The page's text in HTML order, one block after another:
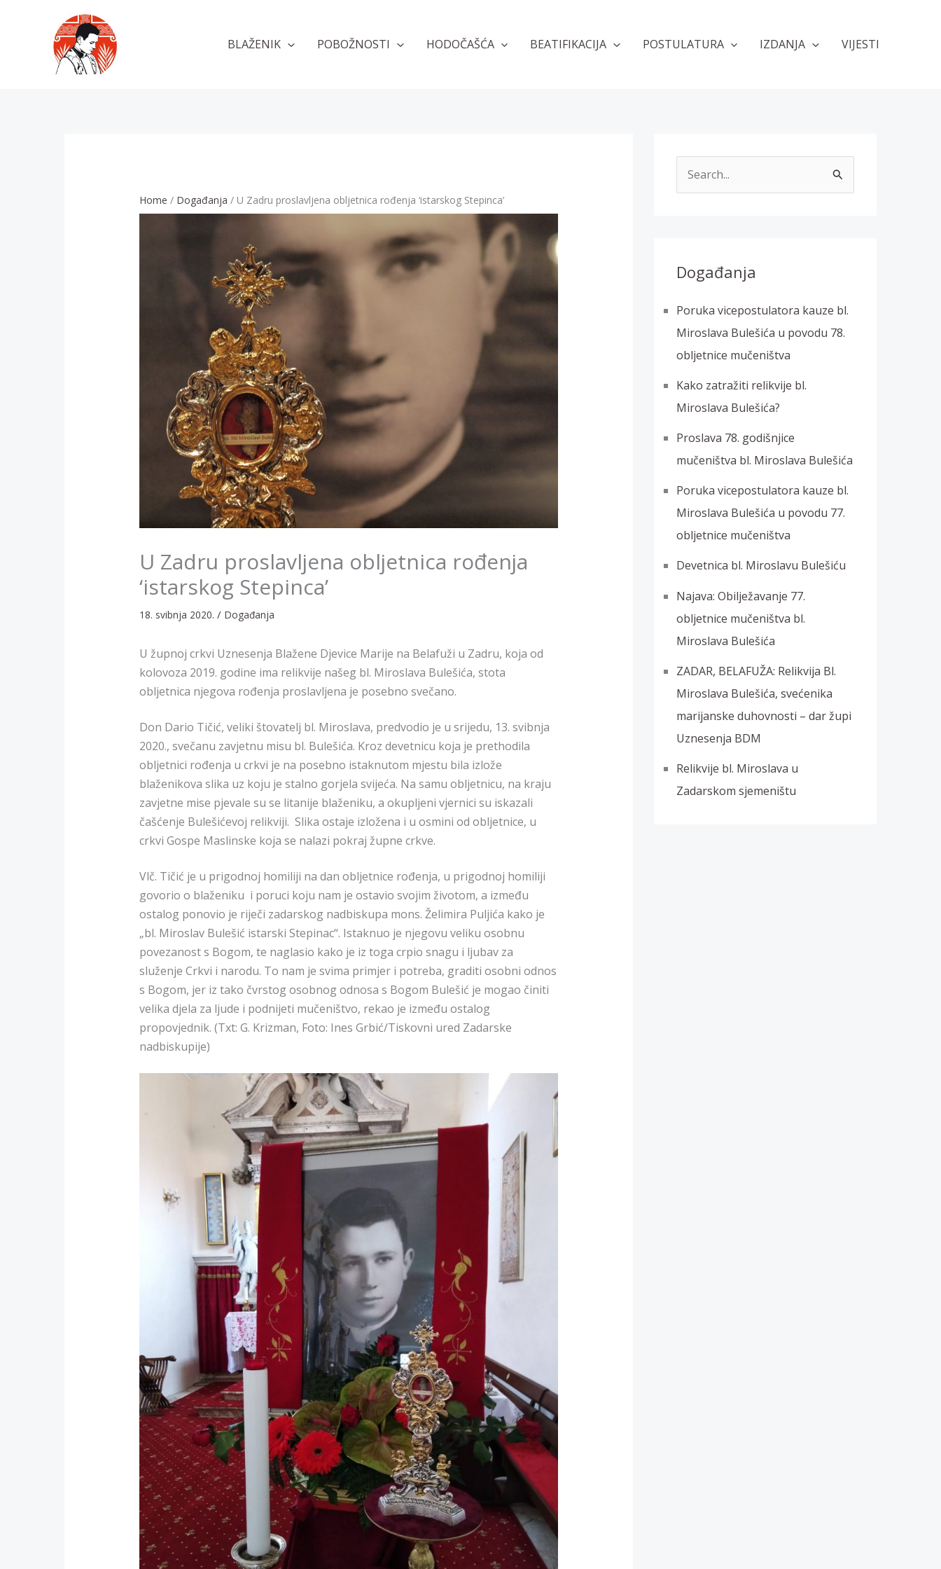
BLAŽENIK POBOŽNOSTI HODOČAŠĆA BEATIFIKACIJA POSTULATURA IZDANJA VIJESTI
Home Događanja U Zadru proslavljena obljetnica rođenja ‘istarskog Stepinca’
U Zadru proslavljena obljetnica rođenja
‘istarskog Stepinca’
18. svibnja 2020. / Događanja
U župnoj crkvi Uznesenja Blažene Djevice Marije na Belafuži u Zadru, koja od
kolovoza 2019. godine ima relikvije našeg bl. Miroslava Bulešića, stota
obljetnica njegova rođenja proslavljena je posebno svečano.
Don Dario Tičić, veliki štovatelj bl. Miroslava, predvodio je u srijedu, 13. svibnja
2020., svečanu zavjetnu misu bl. Bulešića. Kroz devetnicu koja je prethodila
obljetnici rođenja u crkvi je na posebno istaknutom mjestu bila izlože
blaženikova slika uz koju je stalno gorjela svijeća. Na samu obljetnicu, na kraju
zavjetne mise pjevale su se litanije blaženiku, a okupljeni vjernici su iskazali
čašćenje Bulešićevoj relikviji. Slika ostaje izložena i u osmini od obljetnice, u
crkvi Gospe Maslinske koja se nalazi pokraj župne crkve.
Vlč. Tičić je u prigodnoj homiliji na dan obljetnice rođenja, u prigodnoj homiliji
govorio o blaženiku i poruci koju nam je ostavio svojim životom, a između
ostalog ponovio je riječi zadarskog nadbiskupa mons. Želimira Puljića kako je
„bl. Miroslav Bulešić istarski Stepinac“. Istaknuo je njegovu veliku osobnu
povezanost s Bogom, te naglasio kako je iz toga crpio snagu i ljubav za
služenje Crkvi i narodu. To nam je svima primjer i potreba, graditi osobni odnos
s Bogom, jer iz tako čvrstog osobnog odnosa s Bogom Bulešić je mogao činiti
velika djela za ljude i podnijeti mučeništvo, rekao je između ostalog
propovjednik. (Txt: G. Krizman, Foto: Ines Grbić/Tiskovni ured Zadarske
nadbiskupije)
r
Događanja
Poruka vicepostulatora kauze bl.
Miroslava Bulešića u povodu 78.
obljetnice mučeništva
Kako zatražiti relikvije bl.
Miroslava Bulešića?
Proslava 78. godišnjice
mučeništva bl. Miroslava Bulešića
Poruka vicepostulatora kauze bl.
Miroslava Bulešića u povodu 77.
obljetnice mučeništva
Devetnica bl. Miroslavu Bulešiću
Najava: Obilježavanje 77.
obljetnice mučeništva bl.
Miroslava Bulešića
ZADAR, BELAFUŽA: Relikvija Bl.
Miroslava Bulešića, svećenika
marijanske duhovnosti – dar župi
Uznesenja BDM
Relikvije bl. Miroslava u
Zadarskom sjemeništu